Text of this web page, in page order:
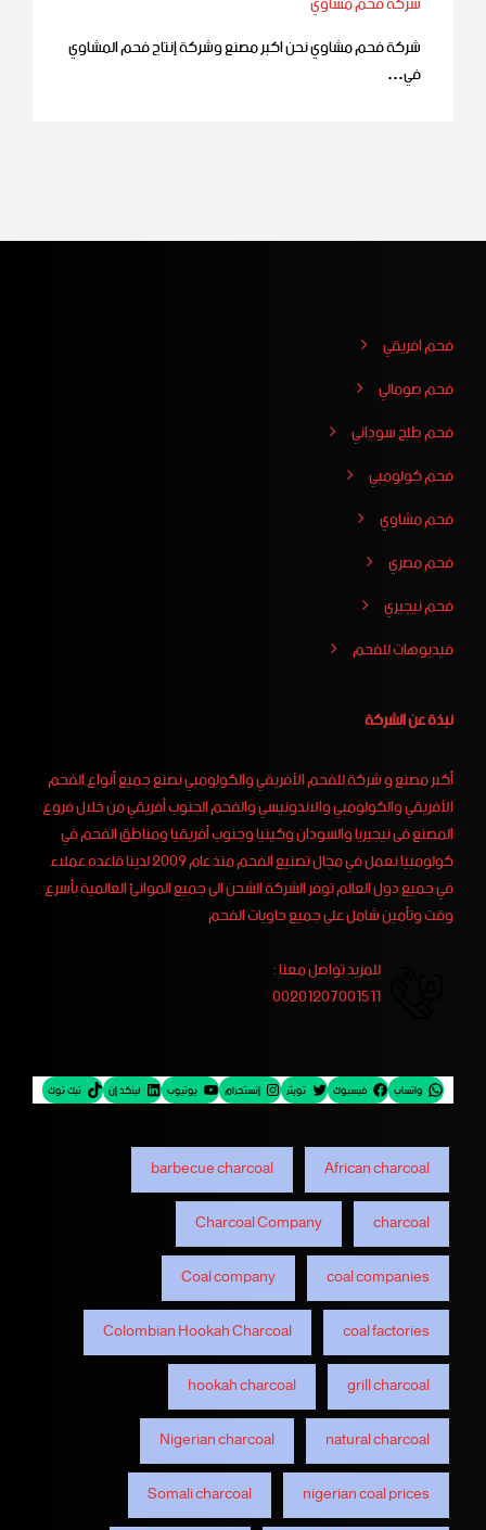
شركة فحم مشاوي نحن اكبر مصنع وشركة إنتاج فحم المشاوي
في…
فحم افريقي
فحم صومالي
فحم طلح سوداني
فحم كولومبي
فحم مشاوي
فحم مصري
فحم نيجيري
فيدبوهات للفحم
نبذة عن الشركة
أكبر مصنع و شركة للفحم الأفريقي والكولومبي نصنع جميع أنواع الفحم
الأفريقي والكولومبي والاندونيسي والفحم الجنوب أفريقي من خلال فروع
المصنع فى نيجيريا والسودان وكينيا وجنوب أفريقيا ومناطق الفحم في
كولومبيا نعمل في مجال تصنيع الفحم منذ عام 2009 لدينا قاعده عملاء
في جميع دول العالم توفر الشركة الشحن الى جميع الموانئ العالمية بأسرع
وقت وتأمين شامل على جميع حاويات الفحم
للمزيد تواصل معنا :
00201207001511
واتساب فيسبوك تويتر إنستجرام يوتيوب لينكد إن تيك توك
African charcoal
barbecue charcoal
charcoal
Charcoal Company
coal companies
Coal company
coal factories
Colombian Hookah Charcoal
grill charcoal
hookah charcoal
natural charcoal
Nigerian charcoal
nigerian coal prices
Somali charcoal